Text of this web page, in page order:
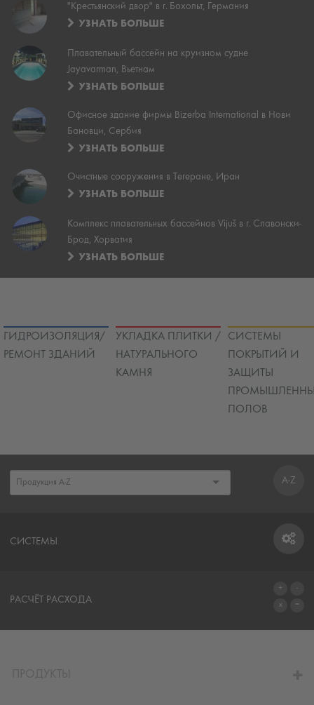
"Крестьянский двор" в г. Бохольт, Германия
УЗНАТЬ БОЛЬШЕ
Плавательный бассейн на круизном судне
Jayavarman, Вьетнам
УЗНАТЬ БОЛЬШЕ
Офисное здание фирмы Bizerba International в Нови
Бановци, Сербия
УЗНАТЬ БОЛЬШЕ
Очистные сооружения в Тегеране, Иран
УЗНАТЬ БОЛЬШЕ
Комплекс плавательных бассейнов Vijuš в г. Славонски-
Брод, Хорватия
УЗНАТЬ БОЛЬШЕ
ГИДРОИЗОЛЯЦИЯ/
РЕМОНТ ЗДАНИЙ
УКЛАДКА ПЛИТКИ /
НАТУРАЛЬНОГО
КАМНЯ
СИСТЕМЫ
ПОКРЫТИЙ И
ЗАЩИТЫ
ПОЛОВ
A-Z
СИСТЕМЫ
РАСЧЁТ РАСХОДА